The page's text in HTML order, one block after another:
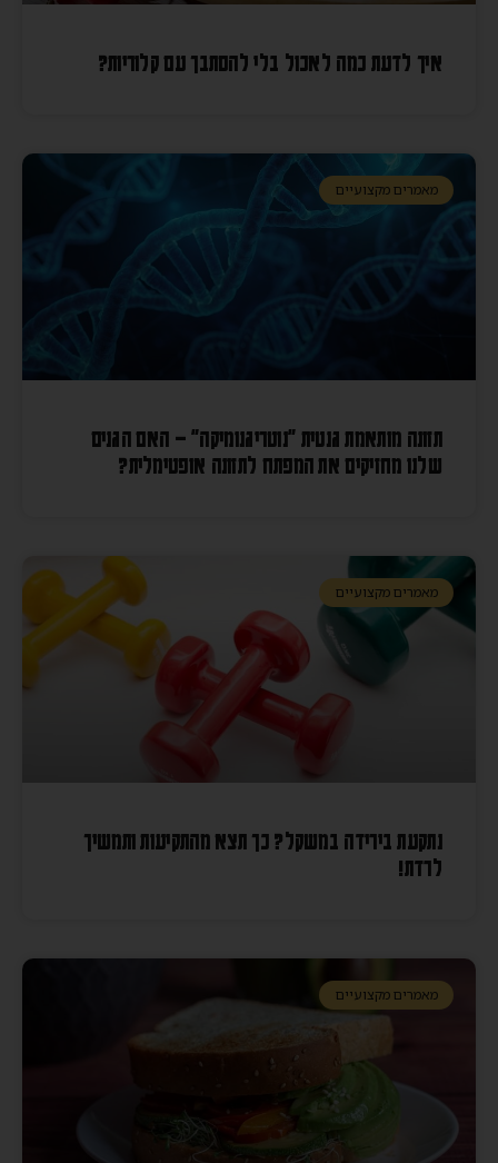
איך לדעת כמה לאכול בלי להסתבך עם קלוריות?
מאמרים מקצועיים
תזונה מותאמת גנטית "נוטריגנומיקה" – האם הגנים
שלנו מחזיקים את המפתח לתזונה אופטימלית?
מאמרים מקצועיים
נתקעת בירידה במשקל? כך תצא מהתקיעות ותמשיך
לרדת!
מאמרים מקצועיים